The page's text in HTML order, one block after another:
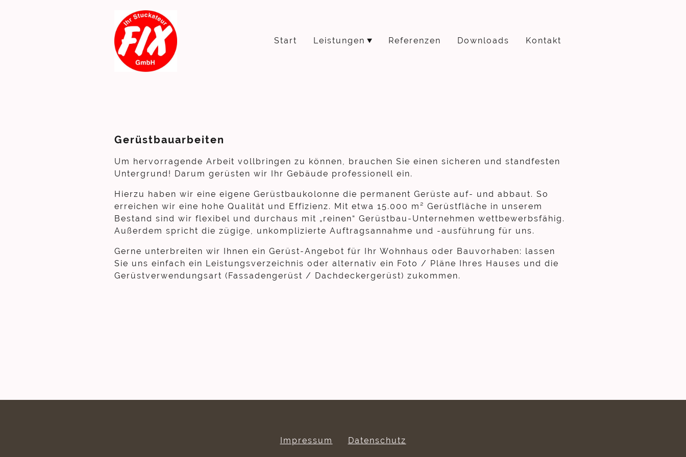
Start Leistungen Referenzen Downloads Kontakt
Gerüstbauarbeiten
Um hervorragende Arbeit vollbringen zu können, brauchen Sie einen sicheren und standfesten
Untergrund! Darum gerüsten wir Ihr Gebäude professionell ein.
Hierzu haben wir eine eigene Gerüstbaukolonne die permanent Gerüste auf- und abbaut. So
erreichen wir eine hohe Qualität und Effizienz. Mit etwa 15.000 m² Gerüstfläche in unserem
Bestand sind wir flexibel und durchaus mit „reinen“ Gerüstbau-Unternehmen wettbewerbsfähig.
Außerdem spricht die zügige, unkomplizierte Auftragsannahme und -ausführung für uns.
Gerne unterbreiten wir Ihnen ein Gerüst-Angebot für Ihr Wohnhaus oder Bauvorhaben: lassen
Sie uns einfach ein Leistungsverzeichnis oder alternativ ein Foto / Pläne Ihres Hauses und die
Gerüstverwendungsart (Fassadengerüst / Dachdeckergerüst) zukommen.
Impressum Datenschutz